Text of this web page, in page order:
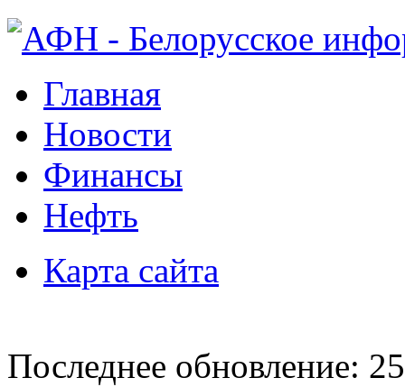
Главная
Новости
Финансы
Нефть
Карта сайта
Последнее обновление: